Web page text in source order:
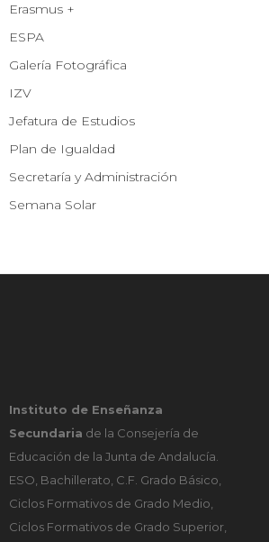
Erasmus +
ESPA
Galería Fotográfica
IZV
Jefatura de Estudios
Plan de Igualdad
Secretaría y Administración
Semana Solar
Instituto de Enseñanza
Secundaria de la Consejería de
Educación de la Junta de Andalucía.
ESO, Bachillerato, C.F. Grado Básico,
Ciclos Formativos de Grado Medio,
Ciclos Formativos de Grado Superior,